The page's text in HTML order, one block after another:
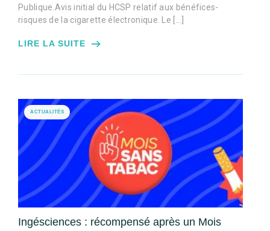
Publique.Avis initial du HCSP relatif aux bénéfices-
risques de la cigarette électronique. Le […]
LIRE LA SUITE
ACTUALITÉS
Ingésciences : récompensé après un Mois